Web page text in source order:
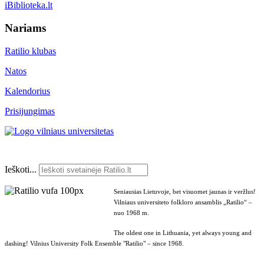
iBiblioteka.lt
Nariams
Ratilio klubas
Natos
Kalendorius
Prisijungimas
Ieškoti...
Seniausias Lietuvoje, bet visuomet jaunas ir veržlus!
Vilniaus universiteto folkloro ansamblis „Ratilio“ –
nuo 1968 m.
The oldest one in Lithuania, yet always young and
dashing! Vilnius University Folk Ensemble "Ratilio" – since 1968.